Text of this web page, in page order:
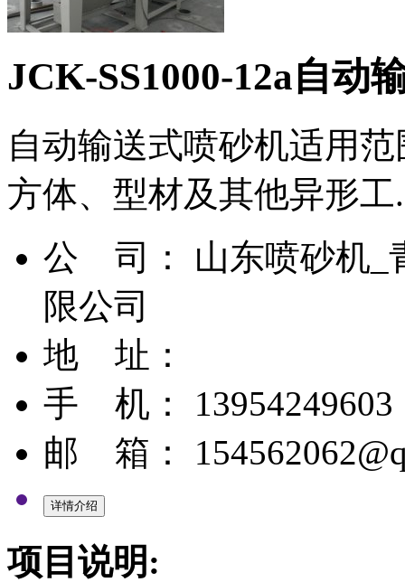
JCK-SS1000-12a自动
自动输送式喷砂机适用
方体、型材及其他异形工
公 司： 山东喷砂机_
限公司
地 址：
手 机： 13954249603
邮 箱：
项目说明: